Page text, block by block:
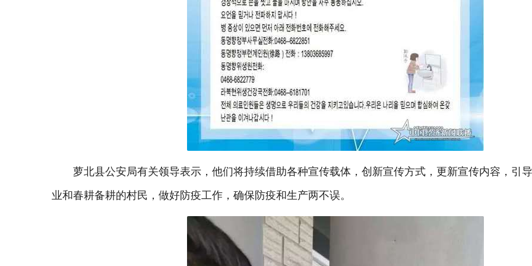
萝北县公安局有关领导表示，他们将持续借助各种宣传载体，创新宣传方式，更新宣传内容，引
业和春耕备耕的村民，做好防疫工作，确保防疫和生产两不误。